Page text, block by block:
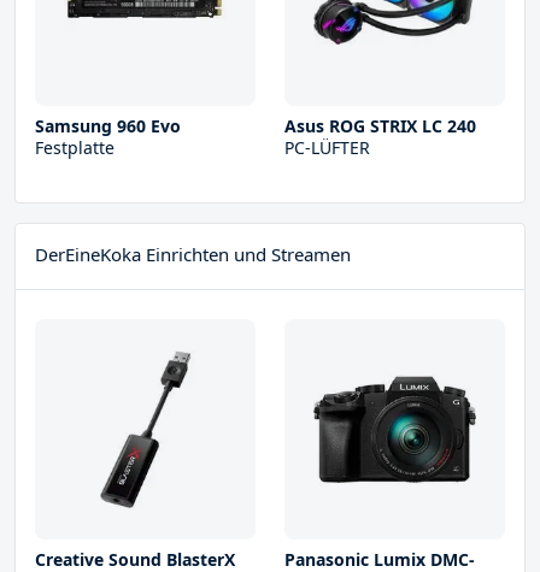
Samsung 960 Evo
Festplatte
Asus ROG STRIX LC 240
PC-LÜFTER
DerEineKoka Einrichten und Streamen
Creative Sound BlasterX
Panasonic Lumix DMC-